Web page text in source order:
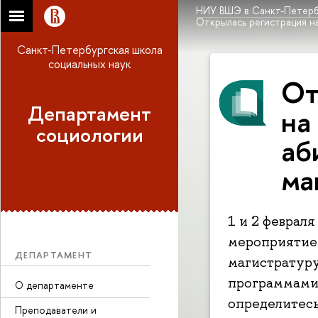
НИУ ВШЭ в Санкт-
Открылась регистрация
Санкт-Петербургская школа
социальных наук
Департамент
социологии
ДЕПАРТАМЕНТ
О департаменте
Преподаватели и
1 и 2